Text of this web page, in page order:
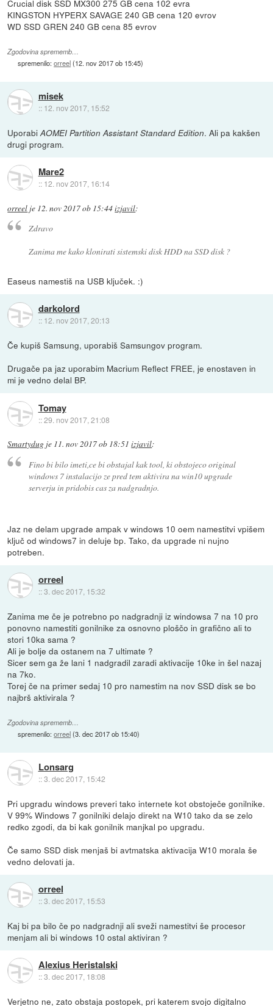
Crucial disk SSD MX300 275 GB cena 102 evra
KINGSTON HYPERX SAVAGE 240 GB cena 120 evrov
WD SSD GREN 240 GB cena 85 evrov
Zgodovina sprememb…
spremenilo:orreel(12. nov 2017 ob 15:45)
misek
:: 12. nov 2017, 15:52
UporabiAOMEI Partition Assistant Standard Edition. Ali pa kakšen
drugi program.
Mare2
:: 12. nov 2017, 16:14
orreel je 12. nov 2017 ob 15:44izjavil:
Zdravo
Zanima me kako klonirati sistemski disk HDD na SSD disk ?
Easeus namestiš na USB ključek. :)
darkolord
:: 12. nov 2017, 20:13
Če kupiš Samsung, uporabiš Samsungov program.
Drugače pa jaz uporabim Macrium Reflect FREE, je enostaven in
mi je vedno delal BP.
Tomay
::29. nov 2017, 21:08
Smartydug je 11. nov 2017 ob 18:51 izjavil:
Fino bi bilo imeti,ce bi obstajal kak tool, ki obstojeco original
windows 7 instalacijo ze pred tem aktivira na win10 upgrade
serverju in pridobis cas za nadgradnjo.
Jaz ne delam upgrade ampak v windows 10 oem namestitvi vpišem
ključ od windows7 in deluje bp. Tako, da upgrade ni nujno
potreben.
orreel
::3. dec 2017, 15:32
Zanima me če je potrebno po nadgradnji iz windowsa 7 na 10 pro
ponovno namestiti gonilnike za osnovno ploščo in grafično ali to
stori 10ka sama ?
Ali je bolje da ostanem na 7 ultimate ?
Sicer sem ga že lani 1 nadgradil zaradi aktivacije 10ke in šel nazaj
na 7ko.
Torej če na primer sedaj 10 pro namestim na nov SSD disk se bo
najbrš aktivirala ?
Zgodovina sprememb…
spremenilo:orreel(3. dec 2017 ob 15:40)
Lonsarg
::3. dec 2017, 15:42
Pri upgradu windows preveri tako internete kot obstoječe gonilnike.
V 99% Windows 7 gonilniki delajo direkt na W10 tako da se zelo
redko zgodi, da bi kak gonilnik manjkal po upgradu.
Če samo SSD disk menjaš bi avtmatska aktivacija W10 morala še
vedno delovati ja.
orreel
::3. dec 2017, 15:53
Kaj bi pa bilo če po nadgradnji ali sveži namestitvi še procesor
menjam ali bi windows 10 ostal aktiviran ?
Alexius Heristalski
::3. dec 2017, 18:08
Verjetno ne, zato obstaja postopek, pri katerem svojo digitalno